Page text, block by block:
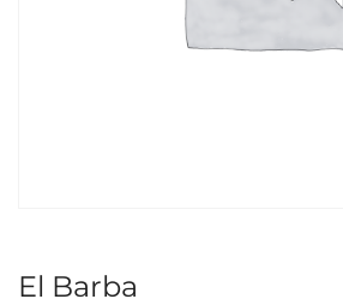
El Barba